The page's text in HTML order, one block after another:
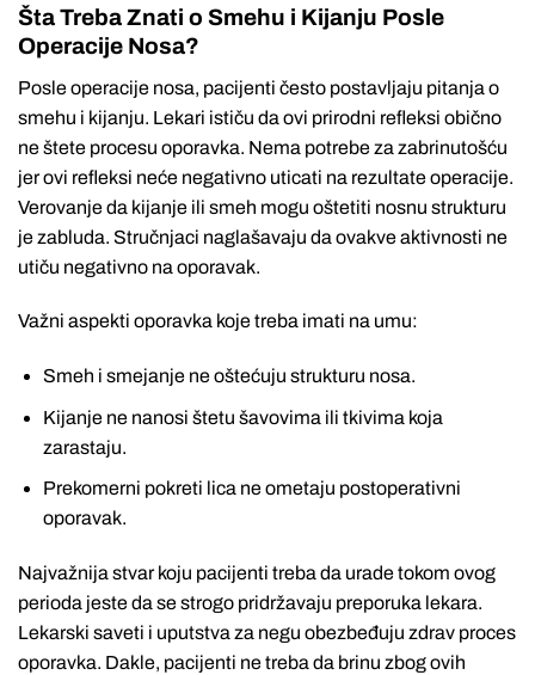
Šta Treba Znati o Smehu i Kijanju Posle
Operacije Nosa?
Posle operacije nosa, pacijenti često postavljaju pitanja o
smehu i kijanju. Lekari ističu da ovi prirodni refleksi obično
ne štete procesu oporavka. Nema potrebe za zabrinutošću
jer ovi refleksi neće negativno uticati na rezultate operacije.
Verovanje da kijanje ili smeh mogu oštetiti nosnu strukturu
je zabluda. Stručnjaci naglašavaju da ovakve aktivnosti ne
utiču negativno na oporavak.
Važni aspekti oporavka koje treba imati na umu:
Smeh i smejanje ne oštećuju strukturu nosa.
Kijanje ne nanosi štetu šavovima ili tkivima koja
zarastaju.
Prekomerni pokreti lica ne ometaju postoperativni
oporavak.
Najvažnija stvar koju pacijenti treba da urade tokom ovog
perioda jeste da se strogo pridržavaju preporuka lekara.
Lekarski saveti i uputstva za negu obezbeđuju zdrav proces
oporavka. Dakle, pacijenti ne treba da brinu zbog ovih